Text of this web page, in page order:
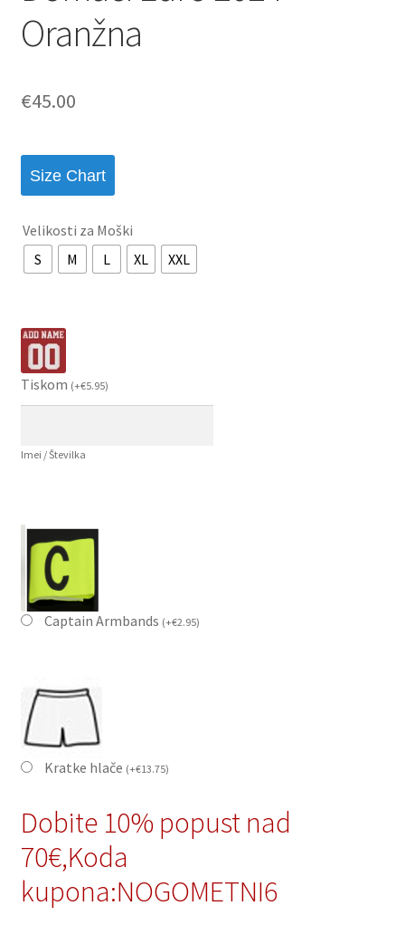
Oranžna
€45.00
Size Chart
Velikosti za Moški
S
M L XL XXL
Tiskom (+€5.95)
Imei / Številka
Captain Armbands (+€2.95)
Kratke hlače (+€13.75)
Dobite 10% popust nad
70€,Koda
kupona:NOGOMETNI6